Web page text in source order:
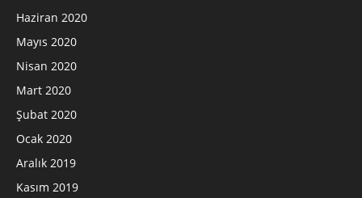
Haziran 2020
Mayıs 2020
Nisan 2020
Mart 2020
Şubat 2020
Ocak 2020
Aralık 2019
Kasım 2019